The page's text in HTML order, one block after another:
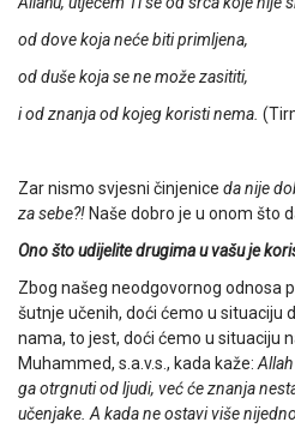
od dove koja neće biti primljena,
od duše koja se ne može zasititi,
i od znanja od kojeg koristi nema.
Zar nismo svjesni činjenice da nije
za sebe?! Naše dobro je u onom što
Ono što udijelite drugima u vašu je
Zbog našeg neodgovornog odnosa
šutnje učenih, doći ćemo u situaciju
nama, to jest, doći ćemo u situaciju
Muhammed, s.a.v.s., kada kaže:
ga otrgnuti od ljudi, već će znanja
učenjake. A kada ne ostavi više